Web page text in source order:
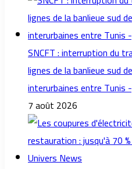
SNCFT : interruption du
lignes de la banlieue sud
interurbaines entre Tunis
7 août 2026